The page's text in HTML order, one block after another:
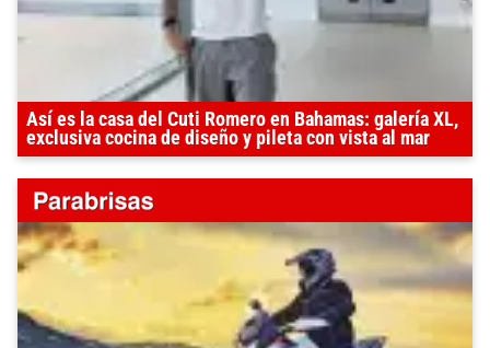
Así es la casa del Cuti Romero en Bahamas: galería XL,
exclusiva cocina de diseño y pileta con vista al mar